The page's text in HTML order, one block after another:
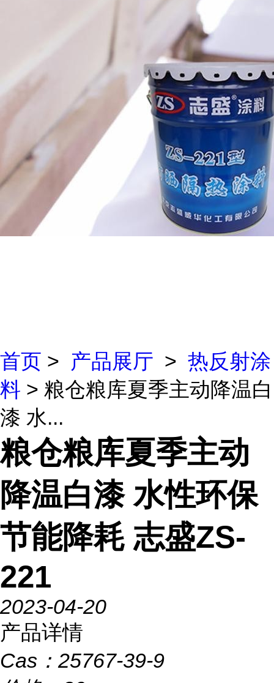
首页 > 产品展厅 > 热反射涂
料 > 粮仓粮库夏季主动降温白
漆 水...
粮仓粮库夏季主动
降温白漆 水性环保
节能降耗 志盛ZS-
221
2023-04-20
产品详情
Cas： 25767-39-9